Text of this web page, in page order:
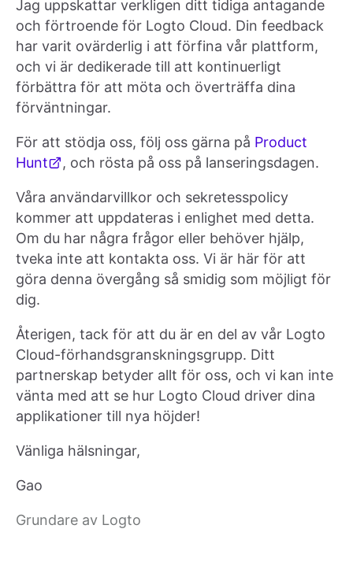
Jag uppskattar verkligen ditt tidiga antagande
och förtroende för Logto Cloud. Din feedback
har varit ovärderlig i att förfina vår plattform,
och vi är dedikerade till att kontinuerligt
förbättra för att möta och överträffa dina
förväntningar.
För att stödja oss, följ oss gärna på Product
Hunt
, och rösta på oss på lanseringsdagen.
Våra användarvillkor och sekretesspolicy
kommer att uppdateras i enlighet med detta.
Om du har några frågor eller behöver hjälp,
tveka inte att kontakta oss. Vi är här för att
göra denna övergång så smidig som möjligt för
dig.
Återigen, tack för att du är en del av vår Logto
Cloud-förhandsgranskningsgrupp. Ditt
partnerskap betyder allt för oss, och vi kan inte
vänta med att se hur Logto Cloud driver dina
applikationer till nya höjder!
Vänliga hälsningar,
Gao
Grundare av Logto